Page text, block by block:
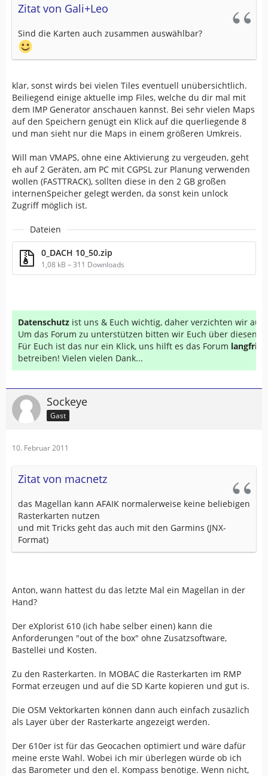
Zitat von Gali+Leo
Sind die Karten auch zusammen auswählbar?
klar, sonst wirds bei vielen Tiles eventuell unübersichtlich.
Beiliegend einige aktuelle imp Files, welche du dir mal mit
dem IMP Generator anschauen kannst. Bei sehr vielen Maps
auf den Speichern genügt ein Klick auf die querliegende 8
und man sieht nur die Maps in einem größeren Umkreis.
Will man VMAPS, ohne eine Aktivierung zu vergeuden, geht
eh auf 2 Geräten, am PC mit CGPSL zur Planung verwenden
wollen (FASTTRACK), sollten diese in den 2 GB großen
internenSpeicher gelegt werden, da sonst kein unlock
Zugriff möglich ist.
Dateien
0_DACH 10_50.zip
1,08 kB – 311 Downloads
Datenschutz ist uns & Euch wichtig, daher verzichten wir auf
Um das Forum zu unterstützen bitten wir Euch über diesen
Für Euch ist das nur ein Klick, uns hilft es das Forum
betreiben! Vielen vielen Dank...
Sockeye
Gast
10. Februar 2011
Zitat von macnetz
das Magellan kann AFAIK normalerweise keine beliebigen
Rasterkarten nutzen
und mit Tricks geht das auch mit den Garmins (JNX-
Format)
Anton, wann hattest du das letzte Mal ein Magellan in der
Hand?
Der eXplorist 610 (ich habe selber einen) kann die
Anforderungen "out of the box" ohne Zusatzsoftware,
Bastellei und Kosten.
Zu den Rasterkarten. In MOBAC die Rasterkarten im RMP
Format erzeugen und auf die SD Karte kopieren und gut is.
Die OSM Vektorkarten können dann auch einfach zusäzlich
als Layer über der Rasterkarte angezeigt werden.
Der 610er ist für das Geocachen optimiert und wäre dafür
meine erste Wahl. Wobei ich mir überlegen würde ob ich
das Barometer und den el. Kompass benötige. Wenn nicht,